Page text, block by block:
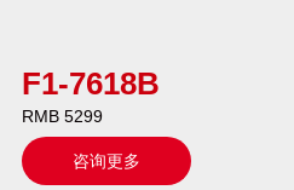
F1-7618B
RMB 5299
咨询更多